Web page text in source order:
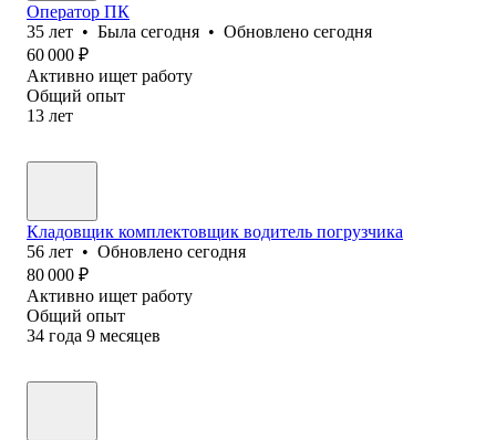
Оператор ПК
35 лет • Была сегодня • Обновлено сегодня
60 000 ₽
Активно ищет работу
Общий опыт
13 лет
Кладовщик комплектовщик водитель погрузчика
56 лет • Обновлено сегодня
80 000 ₽
Активно ищет работу
Общий опыт
34 года 9 месяцев